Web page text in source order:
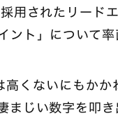
用されたリード
ント」について
くないにもかか
まじい数字を叩